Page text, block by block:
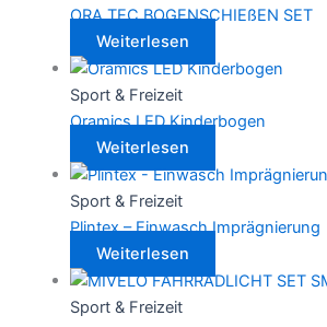
ORA TEC BOGENSCHIEßEN SET
Weiterlesen
Sport & Freizeit
Oramics LED Kinderbogen
Weiterlesen
Sport & Freizeit
Plintex – Einwasch Imprägnierung
Weiterlesen
Sport & Freizeit